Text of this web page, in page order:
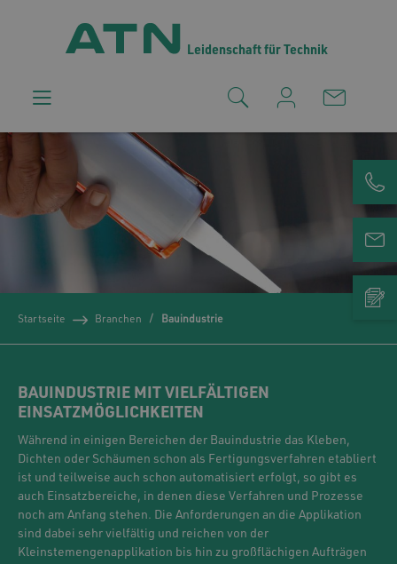
Leidenschaft für Technik
Startseite Branchen Bauindustrie
BAUINDUSTRIE MIT VIELFÄLTIGEN
EINSATZMÖGLICHKEITEN
Während in einigen Bereichen der Bauindustrie das Kleben,
Dichten oder Schäumen schon als Fertigungsverfahren etabliert
ist und teilweise auch schon automatisiert erfolgt, so gibt es
auch Einsatzbereiche, in denen diese Verfahren und Prozesse
noch am Anfang stehen. Die Anforderungen an die Applikation
sind dabei sehr vielfältig und reichen von der
Kleinstemengenapplikation bis hin zu großflächigen Aufträgen